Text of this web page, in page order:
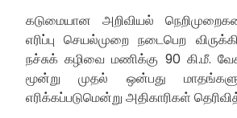
கடுமையான அறிவியல்
எரிப்பு செயல்முறை நடைபெற
நச்சுக் கழிவை மணிக்கு 90 கி.மீ.
மூன்று முதல் ஒன்பது
எரிக்கப்படுமென்று அதிகாரிகள்